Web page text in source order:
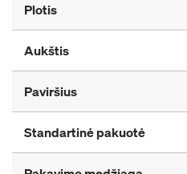
Plotis
Aukštis
Paviršius
Standartinė pakuotė